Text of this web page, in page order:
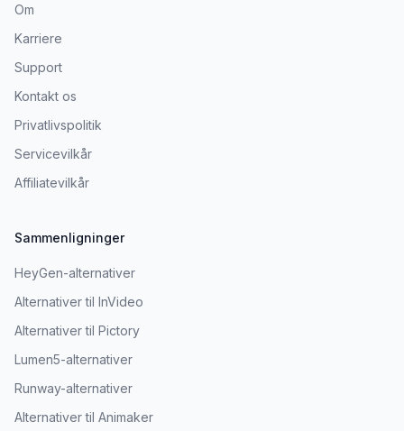
Om
Karriere
Support
Kontakt os
Privatlivspolitik
Servicevilkår
Affiliatevilkår
Sammenligninger
HeyGen-alternativer
Alternativer til InVideo
Alternativer til Pictory
Lumen5-alternativer
Runway-alternativer
Alternativer til Animaker